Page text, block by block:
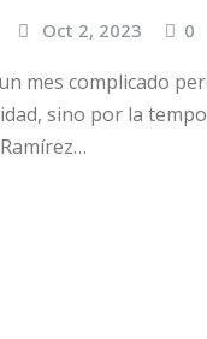
Oct 2, 2023 0
mes complicado
sino por la